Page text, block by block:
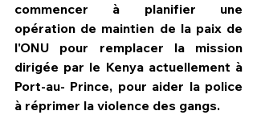
commencer à planifier une
opération de maintien de la paix de
l'ONU pour remplacer la mission
dirigée par le Kenya actuellement à
Port-au- Prince, pour aider la police
à réprimer la violence des gangs.